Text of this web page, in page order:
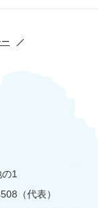
1
（代表）